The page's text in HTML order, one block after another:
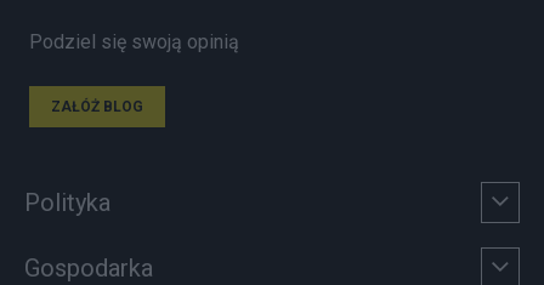
Podziel się swoją opinią
ZAŁÓŻ BLOG
Polityka
Gospodarka